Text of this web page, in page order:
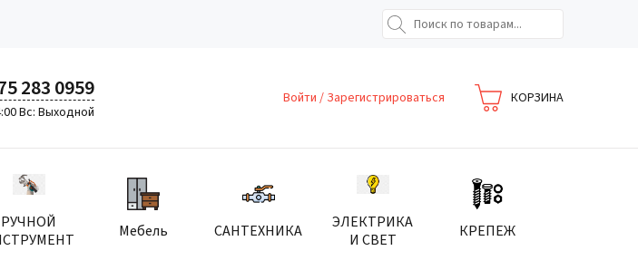
283 0959
Вс: Выходной
Войти / Зарегистрироваться КОРЗИНА
РУЧНОЙ
Мебель САНТЕХНИКА
ЭЛЕКТРИКА
И СВЕТ
КРЕПЕЖ